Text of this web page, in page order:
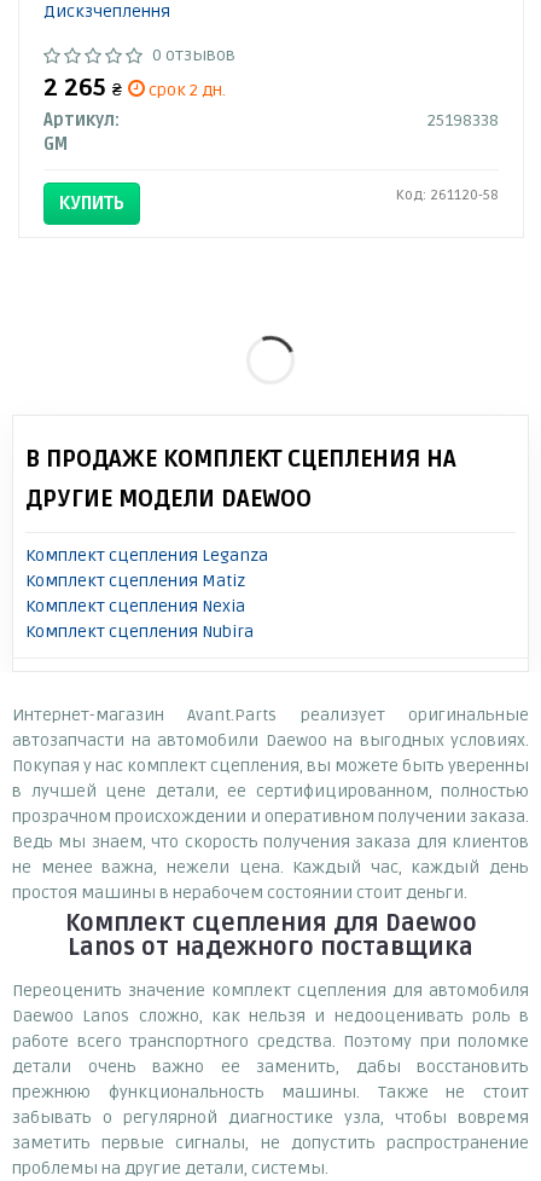
Дискзчеплення
0 отзывов
2 265 ₴
срок 2 дн.
Артикул:
25198338
GM
КУПИТЬ Код: 261120-58
В ПРОДАЖЕ КОМПЛЕКТ СЦЕПЛЕНИЯ НА
ДРУГИЕ МОДЕЛИ DAEWOO
Комплект сцепления Leganza
Комплект сцепления Matiz
Комплект сцепления Nexia
Комплект сцепления Nubira
Интернет-магазин Avant.Parts реализует оригинальные
автозапчасти на автомобили Daewoo на выгодных условиях.
Покупая у нас комплект сцепления, вы можете быть уверенны
в лучшей цене детали, ее сертифицированном, полностью
прозрачном происхождении и оперативном получении заказа.
Ведь мы знаем, что скорость получения заказа для клиентов
не менее важна, нежели цена. Каждый час, каждый день
простоя машины в нерабочем состоянии стоит деньги.
Комплект сцепления для Daewoo
Lanos от надежного поставщика
Переоценить значение комплект сцепления для автомобиля
Daewoo Lanos сложно, как нельзя и недооценивать роль в
работе всего транспортного средства. Поэтому при поломке
детали очень важно ее заменить, дабы восстановить
прежнюю функциональность машины. Также не стоит
забывать о регулярной диагностике узла, чтобы вовремя
заметить первые сигналы, не допустить распространение
проблемы на другие детали, системы.